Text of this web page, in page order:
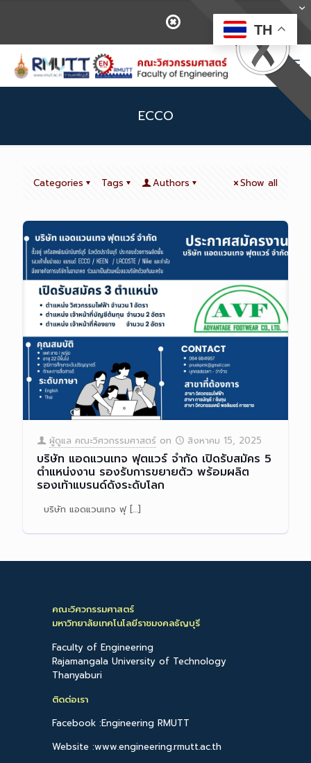
ECCO
Categories Tags Authors Show all
ผู้ดูแล คณะวิศวกรรมศาสตร์ on สิงหาคม 15, 2025
บริษัท แอดแวนเทจ ฟุตแวร์ จำกัด เปิดรับสมัคร 5
ตำแหน่งงาน รองรับการขยายตัว พร้อมผลิต
รองเท้าแบรนด์ดังระดับโลก
บริษัท แอดแวนเทจ ฟุ […]
คณะวิศวกรรมศาสตร์
มหาวิทยาลัยเทคโนโลยีราชมงคลธัญบุรี
Faculty of Engineering
Rajamangala University of Technology
Thanyaburi
ติดต่อเรา
Facebook :Engineering RMUTT
Website :www.engineering.rmutt.ac.th
TH